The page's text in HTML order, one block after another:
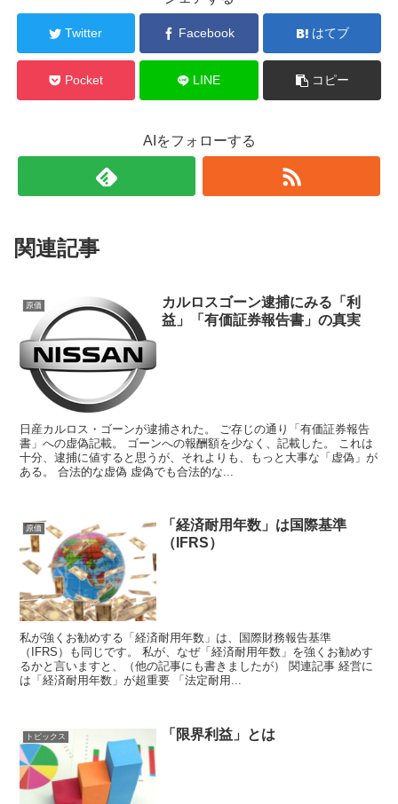
Twitter Facebook はてブ
Pocket LINE コピー
AIをフォローする
関連記事
原価
カルロスゴーン逮捕にみる「利
益」「有価証券報告書」の真実
日産カルロス・ゴーンが逮捕された。 ご存じの通り「有価証券報告
書」への虚偽記載。 ゴーンへの報酬額を少なく、記載した。 これは
十分、逮捕に値すると思うが、それよりも、もっと大事な「虚偽」が
ある。 合法的な虚偽 虚偽でも合法的な...
原価
「経済耐用年数」は国際基準
（IFRS）
私が強くお勧めする「経済耐用年数」は、国際財務報告基準
（IFRS）も同じです。 私が、なぜ「経済耐用年数」を強くお勧めす
るかと言いますと、（他の記事にも書きましたが） 関連記事 経営に
は「経済耐用年数」が超重要 「法定耐用...
トピックス 「限界利益」とは